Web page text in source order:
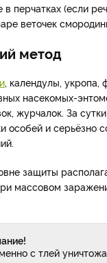
в перчатках (если
веточек
метод
, календулы, укропа,
насекомых-
журчалок. За
особей и серьёзно
защиты
массовом
с тлей